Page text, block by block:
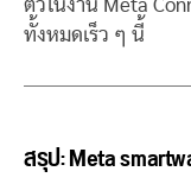
ตัวในงาน Meta
ทั้งหมดเร็ว ๆ นี้
สรุป: Meta